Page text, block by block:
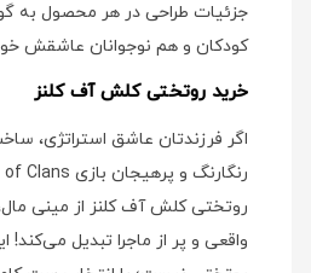
جزئیات طراحی در هر محصول به
کودکان و هم نوجوانان عاشقش
خرید روتختی کلش آف کلنز
اگر فرزندتان عاشق استراتژی،
روتختی کلش آف کلنز از مینی‌ مال،
واقعی و پر از ماجرا تبدیل